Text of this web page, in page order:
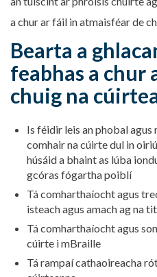
a chur ar fáil in atmaisféar de
Bearta a
feabhas a chur
chuig na
Is féidir leis an phobal agus
comhair na cúirte dul in
húsáid a bhaint as lúba
gcóras fógartha poiblí
Tá comharthaíocht agus
isteach agus amach ag na
Tá comharthaíocht agus
cúirte i mBraille
Tá rampaí cathaoireacha